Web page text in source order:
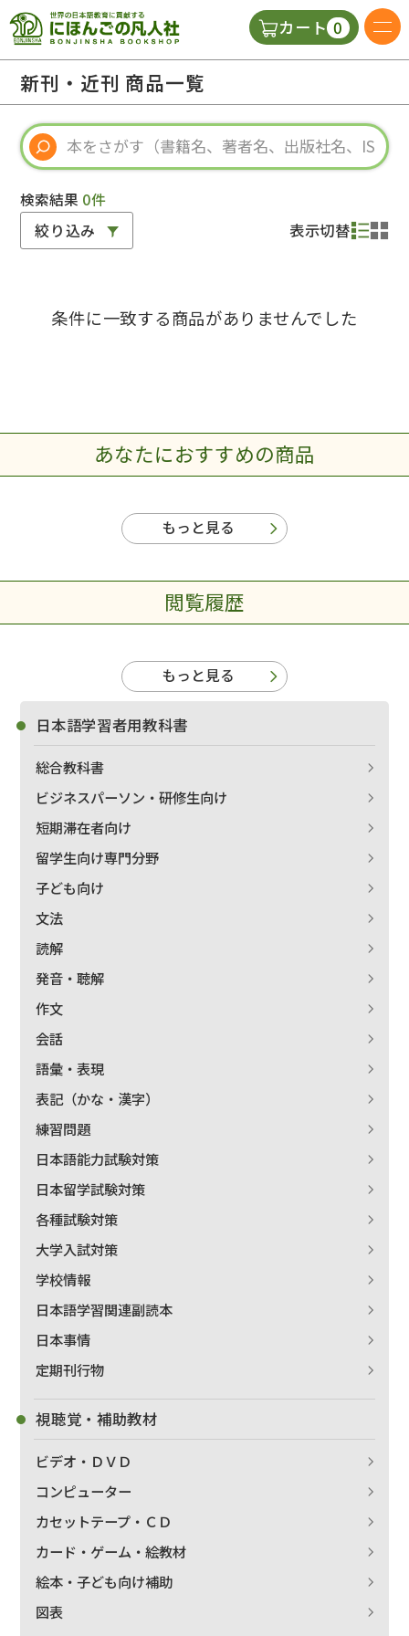
カート 0
視聴覚・補助教材
教師用参考書
新刊・近刊 商品一覧
検索結果 0件
絞り込み 表示切替
条件に一致する商品がありませんでした
あなたにおすすめの商品
もっと見る
閲覧履歴
もっと見る
日本語学習者用教科書
総合教科書
ビジネスパーソン・研修生向け
短期滞在者向け
留学生向け専門分野
子ども向け
文法
読解
発音・聴解
作文
会話
語彙・表現
表記（かな・漢字）
練習問題
日本語能力試験対策
日本留学試験対策
各種試験対策
大学入試対策
学校情報
日本語学習関連副読本
日本事情
定期刊行物
視聴覚・補助教材
ビデオ・ＤＶＤ
コンピューター
カセットテープ・ＣＤ
カード・ゲーム・絵教材
絵本・子ども向け補助
図表